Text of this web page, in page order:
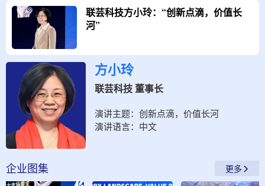
联芸科技方小玲：“创新点滴，价值长
河”
方小玲
联芸科技 董事长
演讲主题： 创新点滴，价值长河
演讲语言： 中文
企业图集 更多